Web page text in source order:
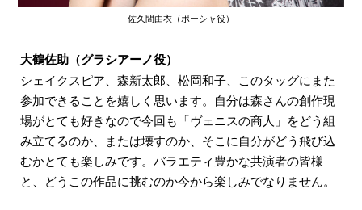
佐久間由衣（ポーシャ役）
大鶴佐助（グラシアーノ役）
シェイクスピア、森新太郎、松岡和子、このタッグにまた
参加できることを嬉しく思います。自分は森さんの創作現
場がとても好きなので今回も「ヴェニスの商人」をどう組
み立てるのか、または壊すのか、そこに自分がどう飛び込
むかとても楽しみです。バラエティ豊かな共演者の皆様
と、どうこの作品に挑むのか今から楽しみでなりません。